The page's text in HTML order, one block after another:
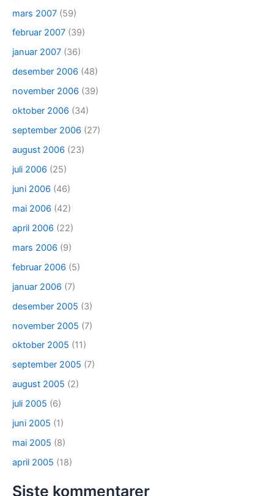
mars 2007 (59)
februar 2007 (39)
januar 2007 (36)
desember 2006 (48)
november 2006 (39)
oktober 2006 (34)
september 2006 (27)
august 2006 (23)
juli 2006 (25)
juni 2006 (46)
mai 2006 (42)
april 2006 (22)
mars 2006 (9)
februar 2006 (5)
januar 2006 (7)
desember 2005 (3)
november 2005 (7)
oktober 2005 (11)
september 2005 (7)
august 2005 (2)
juli 2005 (6)
juni 2005 (1)
mai 2005 (8)
april 2005 (18)
Siste kommentarer